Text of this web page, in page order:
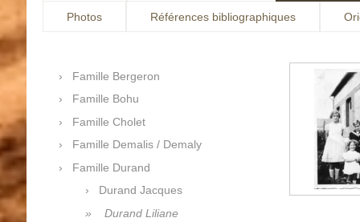
Photos Références bibliographiques
Famille Bergeron
Famille Bohu
Famille Cholet
Famille Demalis / Demaly
Famille Durand
Durand Jacques
Durand Liliane